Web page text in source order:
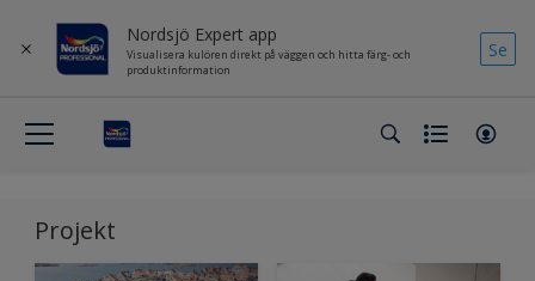
Nordsjö Expert app
Visualisera kulören direkt på väggen och hitta färg- och
produktinformation
Se
Projekt